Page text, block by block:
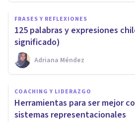
FRASES Y REFLEXIONES
125 palabras y expresiones
significado)
Adriana Méndez
COACHING Y LIDERAZGO
Herramientas para ser mejor
sistemas representacionales